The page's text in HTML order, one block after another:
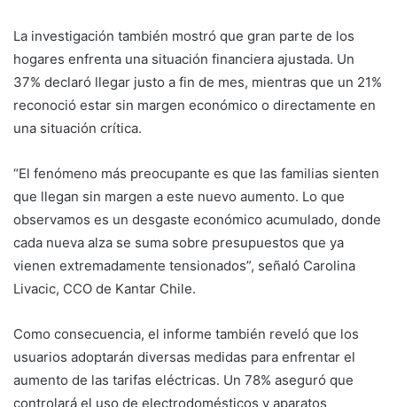
La investigación también mostró que gran parte de los
hogares enfrenta una situación financiera ajustada. Un
37% declaró llegar justo a fin de mes, mientras que un 21%
reconoció estar sin margen económico o directamente en
una situación crítica.
“El fenómeno más preocupante es que las familias sienten
que llegan sin margen a este nuevo aumento. Lo que
observamos es un desgaste económico acumulado, donde
cada nueva alza se suma sobre presupuestos que ya
vienen extremadamente tensionados”, señaló Carolina
Livacic, CCO de Kantar Chile.
Como consecuencia, el informe también reveló que los
usuarios adoptarán diversas medidas para enfrentar el
aumento de las tarifas eléctricas. Un 78% aseguró que
controlará el uso de electrodomésticos y aparatos